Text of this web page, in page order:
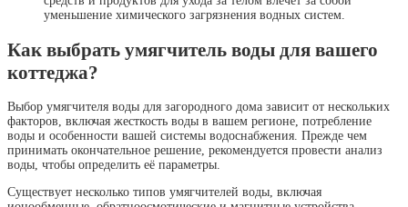
уменьшение химического загрязнения водных систем.
Как выбрать умягчитель воды для вашего
коттеджа?
Выбор умягчителя воды для загородного дома зависит от нескольких
факторов, включая жесткость воды в вашем регионе, потребление
воды и особенности вашей системы водоснабжения. Прежде чем
принимать окончательное решение, рекомендуется провести анализ
воды, чтобы определить её параметры.
Существует несколько типов умягчителей воды, включая